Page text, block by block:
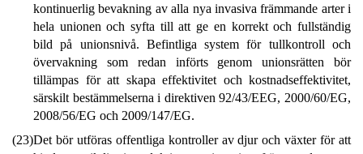
kontinuerlig bevakning av alla nya invasiva främmande arter i
hela unionen och syfta till att ge en korrekt och fullständig
bild på unionsnivå. Befintliga system för tullkontroll och
övervakning som redan införts genom unionsrätten bör
tillämpas för att skapa effektivitet och kostnadseffektivitet,
särskilt bestämmelserna i direktiven 92/43/EEG, 2000/60/EG,
2008/56/EG och 2009/147/EG.
(23)Det bör utföras offentliga kontroller av djur och växter för att